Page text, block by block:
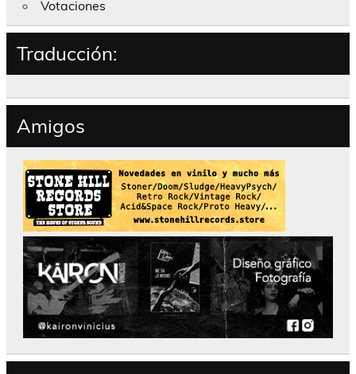
Votaciones
Traducción:
Amigos